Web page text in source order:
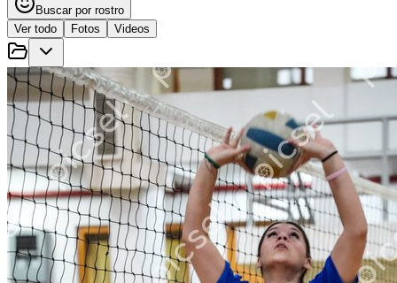
Buscar por rostro
Ver todo
Fotos Videos